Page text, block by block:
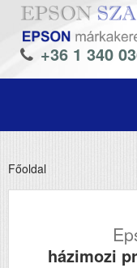
+36 1 340
Főoldal
házimozi